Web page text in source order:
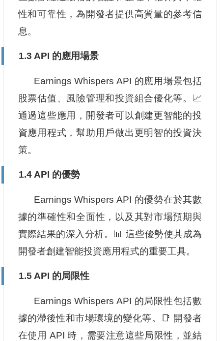
性和可靠性，為開發者提供高質量的參考信
息。
1.3 API 的應用場景
Earnings Whispers API 的應用場景包括
股票估值、風險管理和投資組合優化等。📈
通過這些應用，開發者可以創建更智能的投
資應用程式，幫助用戶做出更明智的投資決
策。
1.4 API 的優勢
Earnings Whispers API 的優勢在於其數
據的準確性和全面性，以及其對市場預期與
實際結果的深入分析。📊 這些優勢使其成為
開發者創建智能投資應用程式的重要工具。
1.5 API 的局限性
Earnings Whispers API 的局限性包括數
據的滯後性和市場環境的變化等。📑 開發者
在使用 API 時，需要注意這些局限性，並結